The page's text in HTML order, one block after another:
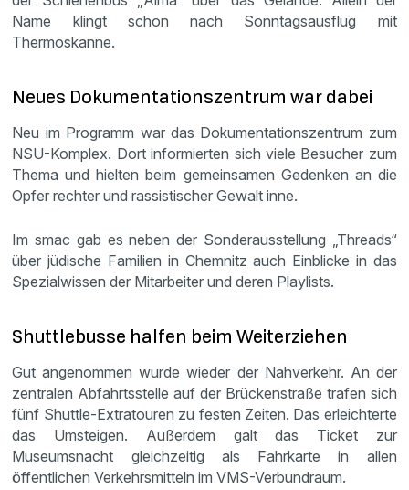
Name klingt schon nach Sonntagsausflug mit
Thermoskanne.
Neues Dokumentationszentrum war dabei
Neu im Programm war das Dokumentationszentrum zum
NSU-Komplex. Dort informierten sich viele Besucher zum
Thema und hielten beim gemeinsamen Gedenken an die
Opfer rechter und rassistischer Gewalt inne.
Im smac gab es neben der Sonderausstellung „Threads“
über jüdische Familien in Chemnitz auch Einblicke in das
Spezialwissen der Mitarbeiter und deren Playlists.
Shuttlebusse halfen beim Weiterziehen
Gut angenommen wurde wieder der Nahverkehr. An der
zentralen Abfahrtsstelle auf der Brückenstraße trafen sich
fünf Shuttle-Extratouren zu festen Zeiten. Das erleichterte
das Umsteigen. Außerdem galt das Ticket zur
Museumsnacht gleichzeitig als Fahrkarte in allen
öffentlichen Verkehrsmitteln im VMS-Verbundraum.